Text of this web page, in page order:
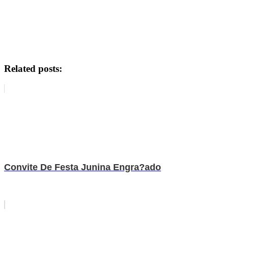
Related posts:
Convite De Festa Junina Engra?ado